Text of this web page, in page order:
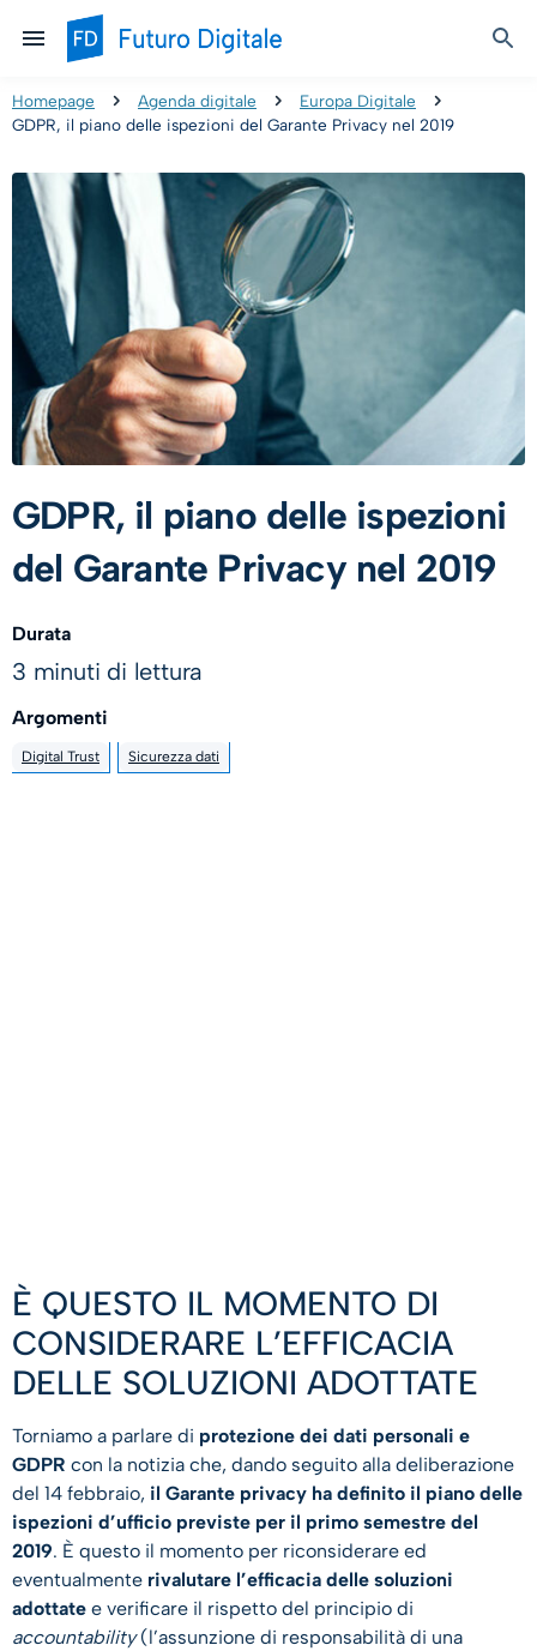
Homepage Agenda digitale
Europa Digitale
GDPR, il piano delle ispezioni del Garante Privacy nel 2019
GDPR, il piano delle ispezioni
del Garante Privacy nel 2019
È QUESTO IL MOMENTO DI
CONSIDERARE L’EFFICACIA
DELLE SOLUZIONI ADOTTATE
Torniamo a parlare di protezione dei dati personali e
GDPR con la notizia che, dando seguito alla deliberazione
del 14 febbraio, il Garante privacy ha definito il piano delle
ispezioni d’ufficio previste per il primo semestre del
2019. È questo il momento per riconsiderare ed
eventualmente rivalutare l’efficacia delle soluzioni
adottate e verificare il rispetto del principio di
accountability(l’assunzione di responsabilità di una
Durata
3 minuti di lettura
Argomenti
Digital Trust Sicurezza dati